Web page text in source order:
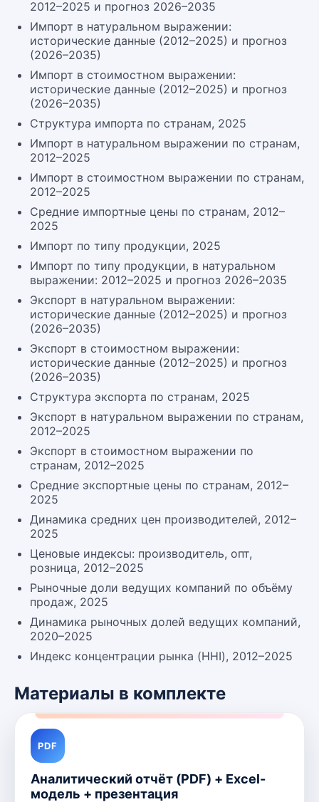
2012–2025 и прогноз 2026–2035
Импорт в натуральном выражении:
исторические данные (2012–2025) и прогноз
(2026–2035)
Импорт в стоимостном выражении:
исторические данные (2012–2025) и прогноз
(2026–2035)
Структура импорта по странам, 2025
Импорт в натуральном выражении по странам,
2012–2025
Импорт в стоимостном выражении по странам,
2012–2025
Средние импортные цены по странам, 2012–
2025
Импорт по типу продукции, 2025
Импорт по типу продукции, в натуральном
выражении: 2012–2025 и прогноз 2026–2035
Экспорт в натуральном выражении:
исторические данные (2012–2025) и прогноз
(2026–2035)
Экспорт в стоимостном выражении:
исторические данные (2012–2025) и прогноз
(2026–2035)
Структура экспорта по странам, 2025
Экспорт в натуральном выражении по странам,
2012–2025
Экспорт в стоимостном выражении по
странам, 2012–2025
Средние экспортные цены по странам, 2012–
2025
Динамика средних цен производителей, 2012–
2025
Ценовые индексы: производитель, опт,
розница, 2012–2025
Рыночные доли ведущих компаний по объёму
продаж, 2025
Динамика рыночных долей ведущих компаний,
2020–2025
Индекс концентрации рынка (HHI), 2012–2025
Материалы в комплекте
PDF
Аналитический отчёт (PDF) + Excel-
модель + презентация